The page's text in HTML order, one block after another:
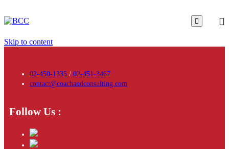

Skip to content
02-450-1335 / 02-451-3467
contact@coachandconsulting.com
Follow Us :